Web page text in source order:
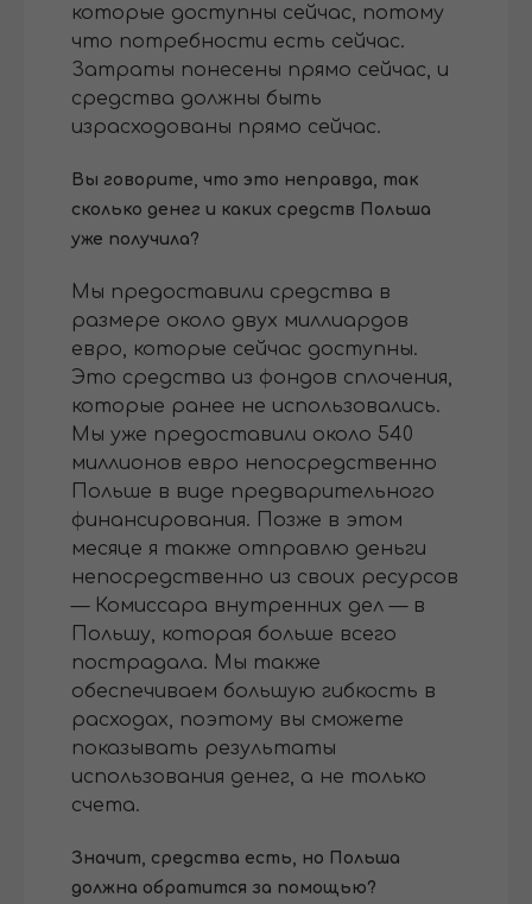
которые доступны сейчас, потому
что потребности есть сейчас.
Затраты понесены прямо сейчас, и
средства должны быть
израсходованы прямо сейчас.
Вы говорите, что это неправда, так
сколько денег и каких средств Польша
уже получила?
Мы предоставили средства в
размере около двух миллиардов
евро, которые сейчас доступны.
Это средства из фондов сплочения,
которые ранее не использовались.
Мы уже предоставили около 540
миллионов евро непосредственно
Польше в виде предварительного
финансирования. Позже в этом
месяце я также отправлю деньги
непосредственно из своих ресурсов
— Комиссара внутренних дел — в
Польшу, которая больше всего
пострадала. Мы также
обеспечиваем большую гибкость в
расходах, поэтому вы сможете
показывать результаты
использования денег, а не только
счета.
Значит, средства есть, но Польша
должна обратится за помощью?